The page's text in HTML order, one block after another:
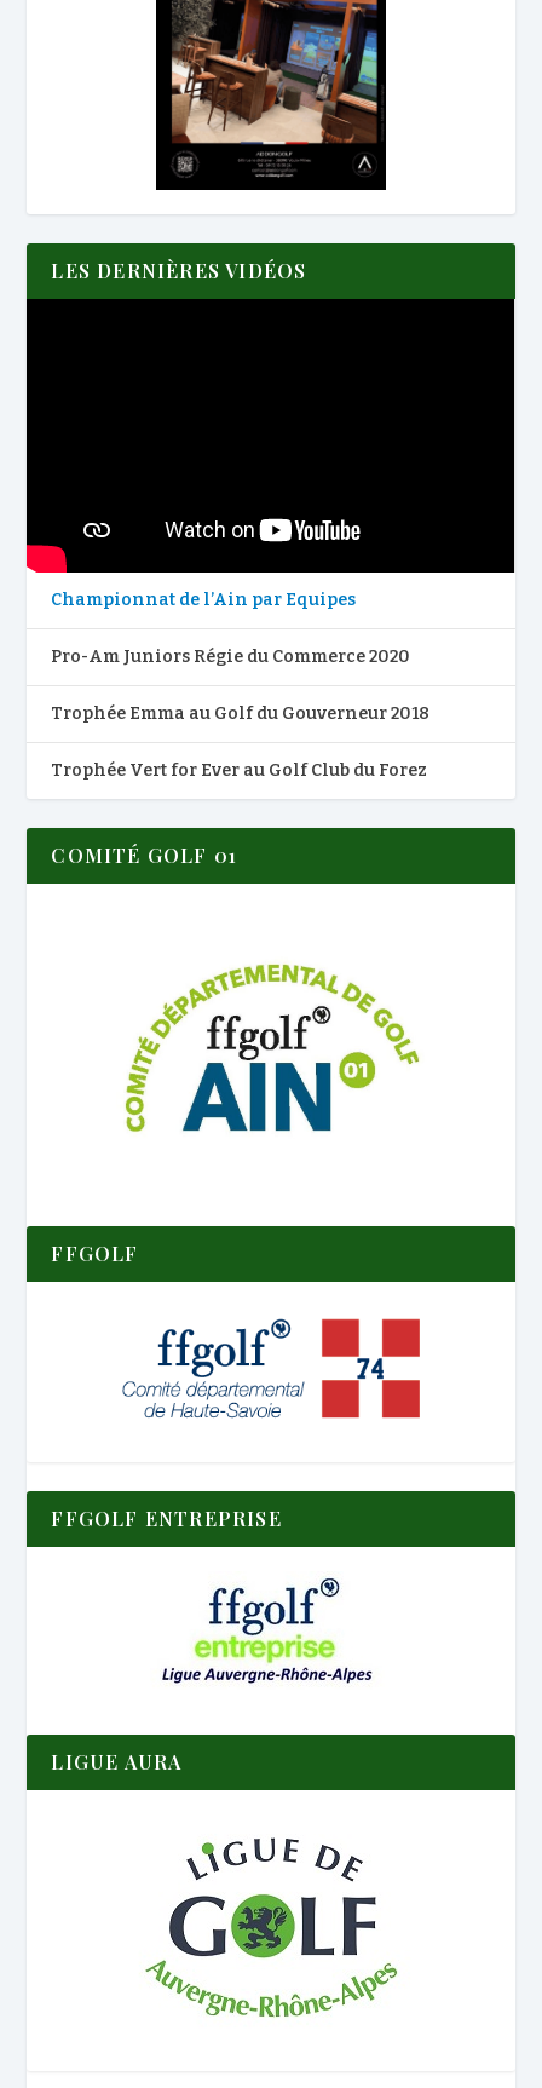
LES DERNIÈRES VIDÉOS
Championnat de l’Ain par Equipes
Pro-Am Juniors Régie du Commerce 2020
Trophée Emma au Golf du Gouverneur 2018
Trophée Vert for Ever au Golf Club du Forez
COMITÉ GOLF 01
FFGOLF
FFGOLF ENTREPRISE
LIGUE AURA